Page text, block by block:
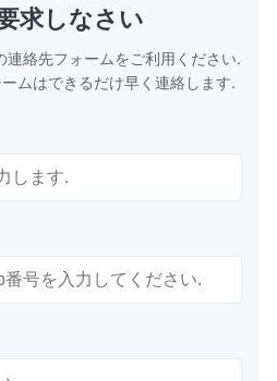
求しなさい
連絡先フォームをご利用ください.
ムはできるだけ早く連絡します.